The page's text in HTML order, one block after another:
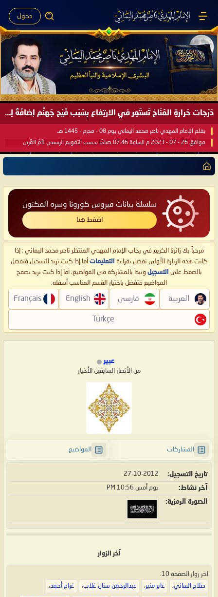
دخول
دَرَجات حَرارةِ المُنَاخ تَستَمِر في الارتِفاع بِسَبَب فَيْح جَهنَّم إضافَةً لِحرارةِ الشَّمس في مُحكَم القُرآن العَظيم ..
بقلم الإمام المهدي ناصر محمد اليماني يوم 08 - محرم - 1445 هـ
موافق 26 - 07 - 2023 م الساعة 07:46 صباحًا بحسب التقويم الرسمي لأمّ القُرى
سلسلة بيانات فيروس كورونا وسره المكنون
اضغط هنا
مرحباً بك زائرنا الكريم في رحاب الإمام المهدي المنتظر ناصر محمد اليماني : إذا
كانت هذه الزيارة الأولى تفضل بقراءة التعليمات أما إذا كنت تريد التسجيل فتفضل
بالضغط على التسجيل وتبدأ بالمشاركة في المواضيع، أما إذا كنت تريد تصفح
المواضيع فتفضل باختيار القسم المناسب أسفله.
العربية فارسی English
Français
Türkçe
عبير
من الأنصار السابقين الأخيار
المشاركات المواضيع
تاريخ التسجيل 27-10-2012
آخر نشاط يوم أمس 10:56 PM
الصورة الرمزية
آخر الزوار
اخر زوار الصفحة 10:
صلاح الساني، عابر منير، عبدالرحمن سنان غلاب، غرام أحمد،